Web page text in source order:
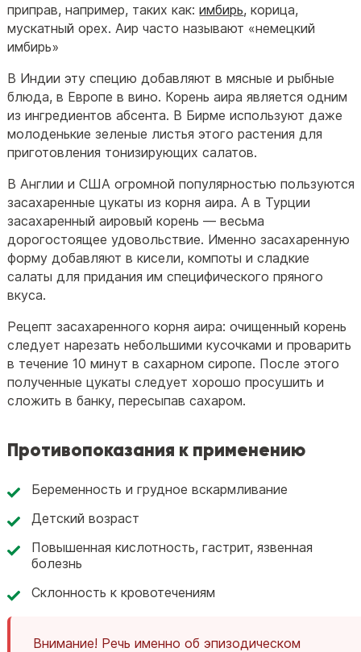
приправ, например, таких как:имбирь, корица,
мускатный орех. Аир часто называют «немецкий
имбирь»
В Индии эту специю добавляют в мясные и рыбные
блюда, в Европе в вино. Корень аира является одним
из ингредиентов абсента. В Бирме используют даже
молоденькие зеленые листья этого растения для
приготовления тонизирующих салатов.
В Англии и США огромной популярностью пользуются
засахаренные цукаты из корня аира. А в Турции
засахаренный аировый корень — весьма
дорогостоящее удовольствие. Именно засахаренную
форму добавляют в кисели, компоты и сладкие
салаты для придания им специфического пряного
вкуса.
Рецепт засахаренного корня аира: очищенный корень
следует нарезать небольшими кусочками и проварить
в течение 10 минут в сахарном сиропе. После этого
полученные цукаты следует хорошо просушить и
сложить в банку, пересыпав сахаром.
Противопоказания к применению
Беременность и грудное вскармливание
Детский возраст
Повышенная кислотность, гастрит, язвенная
болезнь
Склонность к кровотечениям
Внимание! Речь именно об эпизодическом